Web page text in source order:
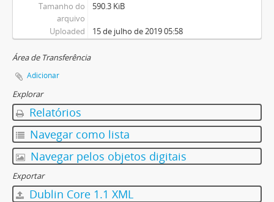
Tamanho do
arquivo
590.3 KiB
Uploaded 15 de julho de 2019 05:58
Área de Transferência
Adicionar
Explorar
Relatórios
Navegar como lista
Navegar pelos objetos digitais
Exportar
Dublin Core 1.1 XML